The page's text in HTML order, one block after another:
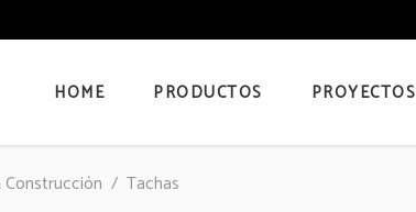
HOME PRODUCTOS PROYECTOS
/ Tachas